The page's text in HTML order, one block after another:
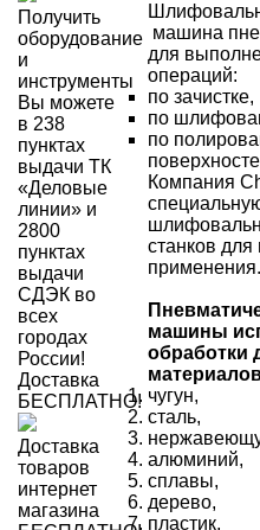
Получить
оборудование
и
инструменты
Вы можете
в 238
пунктах
выдачи ТК
«Деловые
линии» и
2800
пунктах
выдачи
СДЭК во
всех
городах
России!
Доставка
БЕСПЛАТНО!
Доставка
товаров
интернет
магазина
машина
для
операций:
по зачистке,
по
по
Компания
станков
применения.
машины
обработки
чугун,
сталь,
алюминий,
сплавы,
дерево,
пластик,